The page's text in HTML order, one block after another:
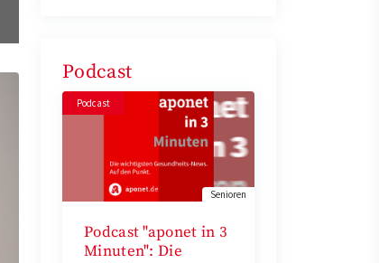
Podcast
Podcast
Senioren
Podcast "aponet in 3
Minuten": Die